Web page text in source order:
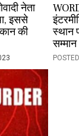
नेता
इससे
की
स्थान
सम्मान